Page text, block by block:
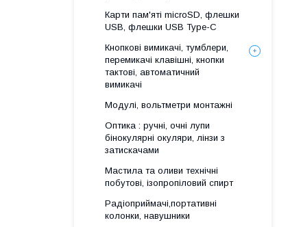
Карти пам'яті microSD, флешки
USB, флешки USB Type-C
Кнопкові вимикачі, тумблери,
перемикачі клавішні, кнопки
тактові, автоматичний
вимикачі
Модулі, вольтметри монтажні
Оптика : ручні, очні лупи
бінокулярні окуляри, лінзи з
затискачами
Мастила та оливи технічні
побутові, ізопропіловий спирт
Радіоприймачі,портативні
колонки, навушники